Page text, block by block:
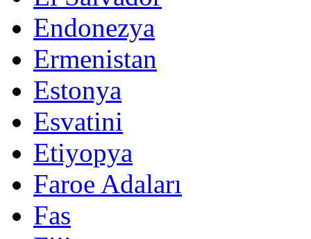
Endonezya
Ermenistan
Estonya
Esvatini
Etiyopya
Faroe Adaları
Fas